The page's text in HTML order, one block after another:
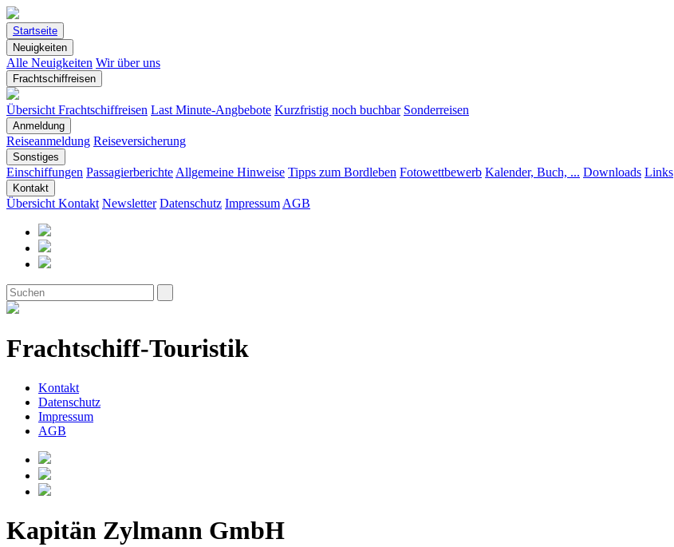
Startseite
Neuigkeiten
Alle Neuigkeiten Wir über uns
Frachtschiffreisen
Übersicht Frachtschiffreisen Last Minute-Angbebote Kurzfristig noch buchbar Sonderreisen
Anmeldung
Reiseanmeldung Reiseversicherung
Sonstiges
Einschiffungen Passagierberichte Allgemeine Hinweise Tipps zum Bordleben Fotowettbewerb Kalender, Buch, ... Downloads Links
Kontakt
Übersicht Kontakt Newsletter Datenschutz Impressum AGB
Frachtschiff-Touristik
Kontakt
Datenschutz
Impressum
AGB
Kapitän Zylmann GmbH